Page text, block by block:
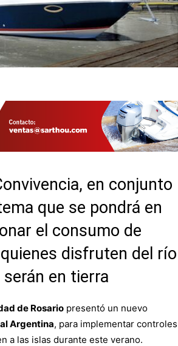
en conjunto
que se pondrá en
el consumo de
disfruten del río
en tierra
de Rosario presentó un nuevo
Argentina, para implementar controles
a las islas durante este verano.